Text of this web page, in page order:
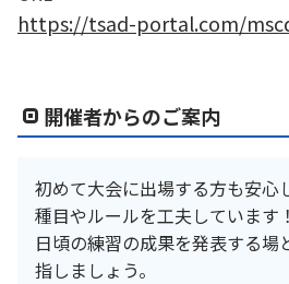
https://tsad-portal.com/
開催者からのご案内
初めて大会に出場する方も安心
種目やルールを工夫しています！
日頃の練習の成果を発表する場
指しましょう。